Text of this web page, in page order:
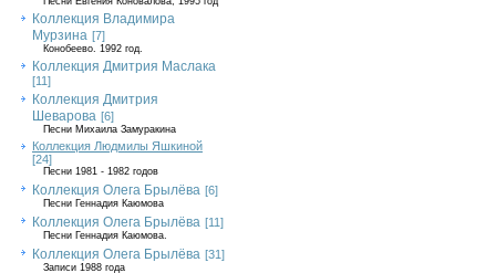
Коллекция Владимира
Мурзина [7]
Конобеево. 1992 год.
Коллекция Дмитрия Маслака
[11]
Коллекция Дмитрия
Шеварова [6]
Песни Михаила Замуракина
Коллекция Людмилы Яшкиной
[24]
Песни 1981 - 1982 годов
Коллекция Олега Брылёва [6]
Песни Геннадия Каюмова
Коллекция Олега Брылёва [11]
Песни Геннадия Каюмова.
Коллекция Олега Брылёва [31]
Записи 1988 года